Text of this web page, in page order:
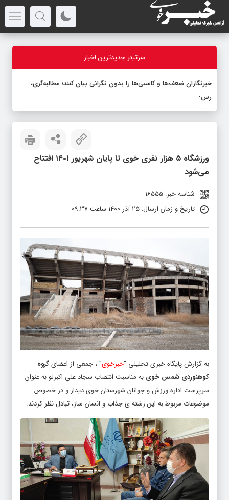
سرتیتر جدیدترین اخبار
خبرنگاران ضعف‌ها و کاستی‌ها را بدون نگرانی بیان کنند؛ مطالبه‌گری،
رسالت خبرنگا
ورزشگاه ۵ هزار نفری خوی تا پایان شهریور ۱۴۰۱ افتتاح
می‌شود
شناسه خبر: 16555
تاریخ و زمان ارسال: 25 آذر 1400 ساعت 09:37
به گزارش پایگاه خبری تحلیلی “خبرخوی” ، جمعی از اعضایگروه
کوهنوردی شمس خوی به مناسبت انتصاب سجاد علی اکبرلو به عنوان
سرپرست اداره ورزش و جوانان شهرستان خوی دیدار و در خصوص
موضوعات مربوط به این رشته ی جذاب و انسان ساز، تبادل نظر کردند.